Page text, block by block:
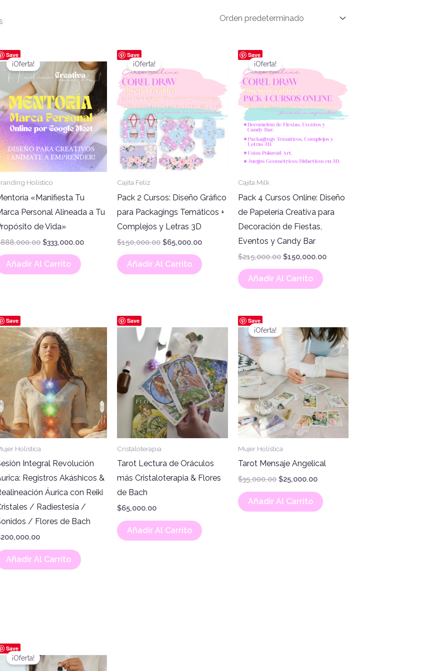
Save
¡Oferta!
Holístico
«Manifiesta Tu
Personal Alineada a Tu
de Vida»
888,000.00
precio
original
era:
$888,000.00.
$333,000.00
precio
actual
es:
$333,000.00.
Añadir Al Carrito
Save
¡Oferta!
Cajita Felíz
Pack 2 Cursos: Diseño Gráfico
para Packagings Temáticos +
Complejos y Letras 3D
$150,000.00
original
era:
$150,000.00.
$65,000.00
es:
$65,000.00.
Añadir Al Carrito
Save
¡Oferta!
Cajita Milk
Pack 4 Cursos Online: Diseño
de Papelería Creativa para
Decoración de Fiestas,
Eventos y Candy Bar
$215,000.00
original
era:
$215,000.00.
$150,000.00
es:
$150,000.00.
Añadir Al Carrito
Save
Holística
Integral Revolución
Registros Akáshicos &
Áurica con Reiki
/ Radiestesia /
/ Flores de Bach
200,000.00
Añadir Al Carrito
Save
Cristaloterapia
Tarot Lectura de Oráculos
más Cristaloterapia & Flores
de Bach
$65,000.00
Añadir Al Carrito
Save
¡Oferta!
Mujer Holística
Tarot Mensaje Angelical
$35,000.00
precio
original
era:
$35,000.00.
$25,000.00
precio
actual
es:
$25,000.00.
Añadir Al Carrito
Save
¡Oferta!
precio
original
precio
actual